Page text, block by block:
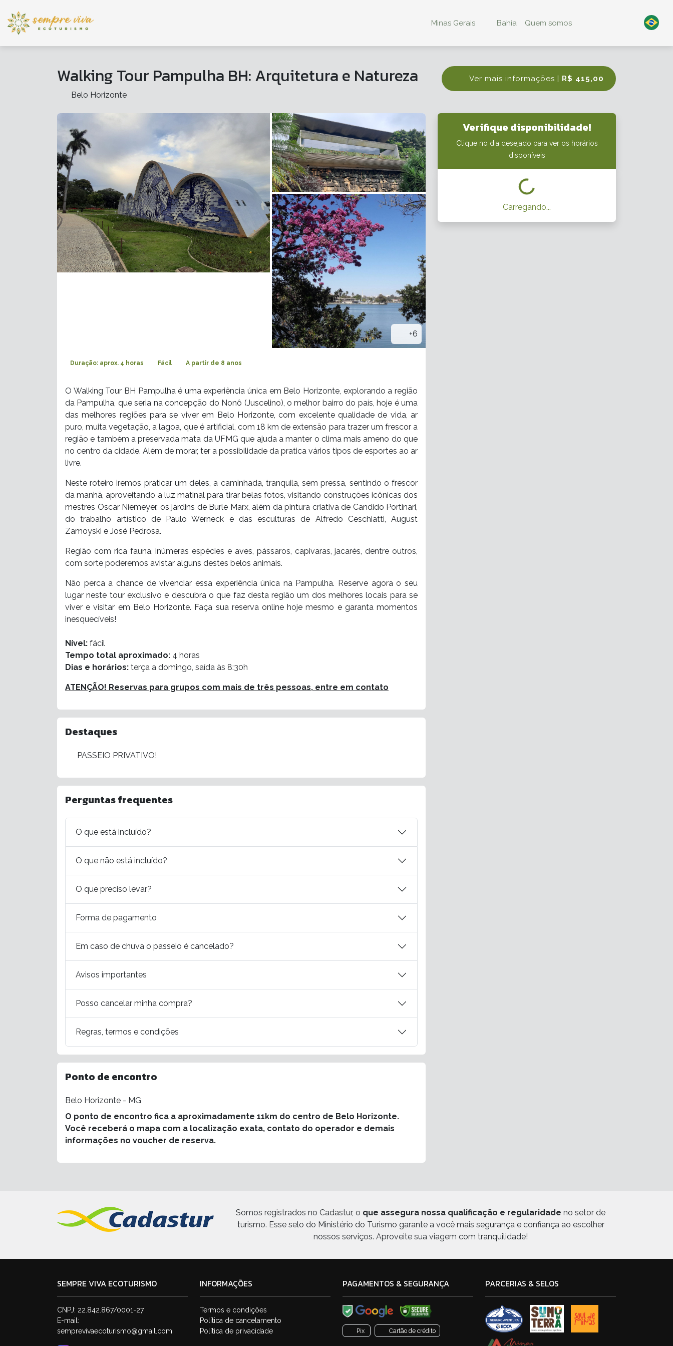
Minas Gerais Bahia Quem somos
Ver mais informações | R$ 415,00
Walking Tour Pampulha BH: Arquitetura e Natureza
Belo Horizonte
+6
Duração: aprox. 4 horas Fácil A partir de 8 anos
O Walking Tour BH Pampulha é uma experiência única em Belo Horizonte, explorando a região
da Pampulha, que seria na concepção do Nonô (Juscelino), o melhor bairro do país, hoje é uma
das melhores regiões para se viver em Belo Horizonte, com excelente qualidade de vida, ar
puro, muita vegetação, a lagoa, que é artificial, com 18 km de extensão para trazer um frescor a
região e também a preservada mata da UFMG que ajuda a manter o clima mais ameno do que
no centro da cidade. Além de morar, ter a possibilidade da pratica vários tipos de esportes ao ar
livre.
Neste roteiro iremos praticar um deles, a caminhada, tranquila, sem pressa, sentindo o frescor
da manhã, aproveitando a luz matinal para tirar belas fotos, visitando construções icônicas dos
mestres Oscar Niemeyer, os jardins de Burle Marx, além da pintura criativa de Candido Portinari,
do trabalho artístico de Paulo Werneck e das esculturas de Alfredo Ceschiatti, August
Zamoyski e José Pedrosa.
Região com rica fauna, inúmeras espécies e aves, pássaros, capivaras, jacarés, dentre outros,
com sorte poderemos avistar alguns destes belos animais.
Não perca a chance de vivenciar essa experiência única na Pampulha. Reserve agora o seu
lugar neste tour exclusivo e descubra o que faz desta região um dos melhores locais para se
viver e visitar em Belo Horizonte. Faça sua reserva online hoje mesmo e garanta momentos
inesquecíveis!
Nível: fácil
Tempo total aproximado: 4 horas
Dias e horários: terça a domingo, saída às 8:30h
ATENÇÃO! Reservas para grupos com mais de três pessoas, entre em contato
Destaques
PASSEIO PRIVATIVO!
Perguntas frequentes
O que está incluído?
O que não está incluído?
O que preciso levar?
Forma de pagamento
Em caso de chuva o passeio é cancelado?
Avisos importantes
Posso cancelar minha compra?
Regras, termos e condições
Ponto de encontro
Belo Horizonte - MG
O ponto de encontro fica a aproximadamente 11km do centro de Belo Horizonte.
Você receberá o mapa com a localização exata, contato do operador e demais
informações no voucher de reserva.
Verifique disponibilidade!
Clique no dia desejado para ver os horários
disponíveis
Carregando...
Somos registrados no Cadastur, o que assegura nossa qualificação e regularidade no setor de
turismo. Esse selo do Ministério do Turismo garante a você mais segurança e confiança ao escolher
nossos serviços. Aproveite sua viagem com tranquilidade!
SEMPRE VIVA ECOTURISMO
CNPJ: 22.842.867/0001-27
E-mail:
semprevivaecoturismo@gmail.com
INFORMAÇÕES
Termos e condições
Política de cancelamento
Política de privacidade
PAGAMENTOS & SEGURANÇA
Pix Cartão de crédito
PARCERIAS & SELOS